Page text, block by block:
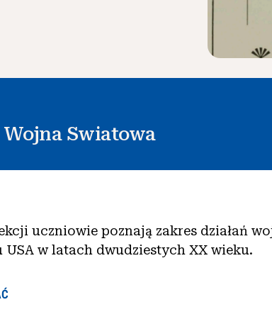
Swiatowa
uczniowie poznają zakres działań
USA w latach dwudziestych XX wieku.